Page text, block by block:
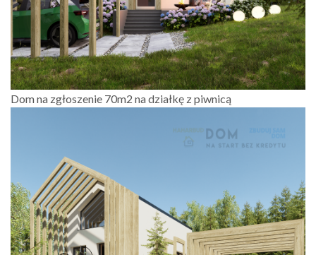
Dom na zgłoszenie 70m2 na działkę z piwnicą